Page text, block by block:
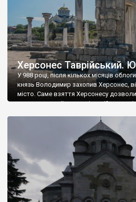
Херсонес Таврійський.
У 988 році, після кількох місяців
князь Володимир захопив Херсонес,
місто. Саме взяття Херсонесу
диктувати свої умови візантійському
Херсонесі Володимир-язичник, став
А потім було Хрещення Русі. На честь